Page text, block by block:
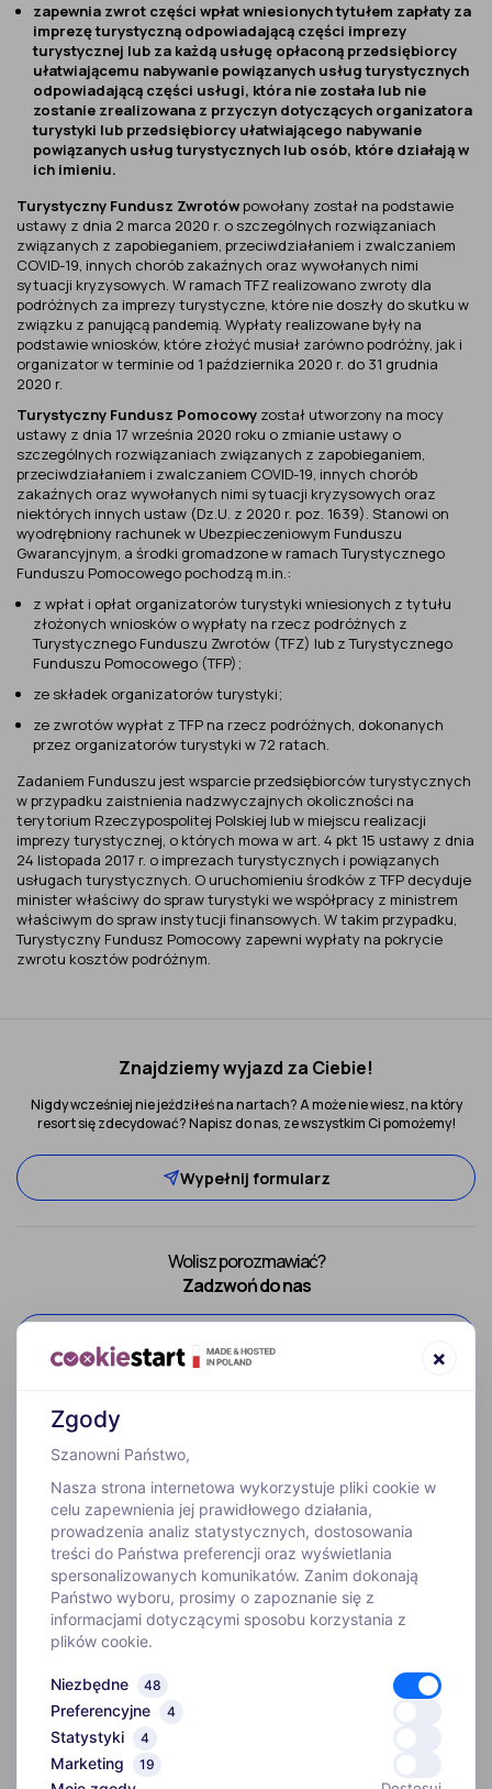
zapewnia zwrot części wpłat wniesionych tytułem zapłaty za
imprezę turystyczną odpowiadającą części imprezy
turystycznej lub za każdą usługę opłaconą przedsiębiorcy
ułatwiającemu nabywanie powiązanych usług turystycznych
odpowiadającą części usługi, która nie została lub nie
zostanie zrealizowana z przyczyn dotyczących organizatora
turystyki lub przedsiębiorcy ułatwiającego nabywanie
powiązanych usług turystycznych lub osób, które działają w
ich imieniu.
Turystyczny Fundusz Zwrotówpowołany został na podstawie
ustawy z dnia 2 marca 2020 r. o szczególnych rozwiązaniach
związanych z zapobieganiem, przeciwdziałaniem i zwalczaniem
COVID-19, innych chorób zakaźnych oraz wywołanych nimi
sytuacji kryzysowych. W ramach TFZ realizowano zwroty dla
podróżnych za imprezy turystyczne, które nie doszły do skutku w
związku z panującą pandemią. Wypłaty realizowane były na
podstawie wniosków, które złożyć musiał zarówno podróżny, jak i
organizator w terminie od 1 października 2020 r. do 31 grudnia
2020 r.
Turystyczny Fundusz Pomocowy został utworzony na mocy
ustawy z dnia 17 września 2020 roku o zmianie ustawy o
szczególnych rozwiązaniach związanych z zapobieganiem,
przeciwdziałaniem i zwalczaniem COVID-19, innych chorób
zakaźnych oraz wywołanych nimi sytuacji kryzysowych oraz
niektórych innych ustaw (Dz.U. z 2020 r. poz. 1639). Stanowi on
wyodrębniony rachunek w Ubezpieczeniowym Funduszu
Gwarancyjnym, a środki gromadzone w ramach Turystycznego
Funduszu Pomocowego pochodzą m.in.:
z wpłat i opłat organizatorów turystyki wniesionych z tytułu
złożonych wniosków o wypłaty na rzecz podróżnych z
Turystycznego Funduszu Zwrotów (TFZ) lub z Turystycznego
Funduszu Pomocowego (TFP);
ze składek organizatorów turystyki;
ze zwrotów wypłat z TFP na rzecz podróżnych, dokonanych
przez organizatorów turystyki w 72 ratach.
Zadaniem Funduszu jest wsparcie przedsiębiorców turystycznych
w przypadku zaistnienia nadzwyczajnych okoliczności na
terytorium Rzeczypospolitej Polskiej lub w miejscu realizacji
imprezy turystycznej, o których mowa w art. 4 pkt 15 ustawy z dnia
24 listopada 2017 r. o imprezach turystycznych i powiązanych
usługach turystycznych. O uruchomieniu środków z TFP decyduje
minister właściwy do spraw turystyki we współpracy z ministrem
właściwym do spraw instytucji finansowych. W takim przypadku,
Turystyczny Fundusz Pomocowy zapewni wypłaty na pokrycie
zwrotu kosztów podróżnym.
Znajdziemy wyjazd za Ciebie!
Nigdy wcześniej nie jeździłeś na nartach? A może nie wiesz, na który
resort się zdecydować? Napisz do nas, ze wszystkim Ci pomożemy!
Wypełnij formularz
Wolisz porozmawiać?
Zadzwoń do nas
WYJAZDY
INFORMACJE
O FIRMIE
Biuro
Kim jesteśmy
ADRES
Zgody
×
Szanowni Państwo,
Nasza strona internetowa wykorzystuje pliki cookie w
celu zapewnienia jej prawidłowego działania,
prowadzenia analiz statystycznych, dostosowania
treści do Państwa preferencji oraz wyświetlania
spersonalizowanych komunikatów. Zanim dokonają
Państwo wyboru, prosimy o zapoznanie się z
informacjami dotyczącymi sposobu korzystania z
plików cookie.
Niezbędne 48
Preferencyjne 4
Statystyki 4
Marketing 19